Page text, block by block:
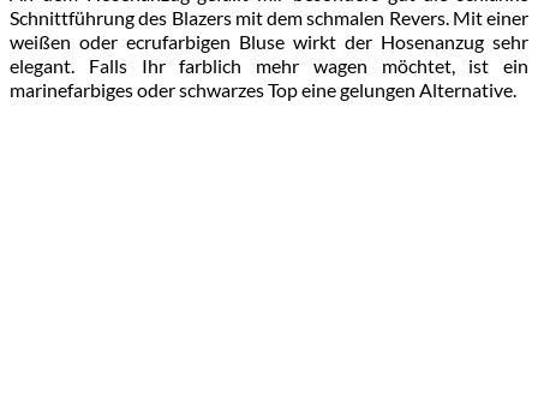
Schnittführung des Blazers mit dem schmalen Revers. Mit einer
weißen oder ecrufarbigen Bluse wirkt der Hosenanzug sehr
elegant. Falls Ihr farblich mehr wagen möchtet, ist ein
marinefarbiges oder schwarzes Top eine gelungen Alternative.